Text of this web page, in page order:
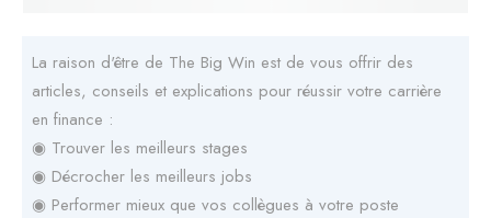
La raison d'être de The Big Win est de vous offrir des
articles, conseils et explications pour réussir votre carrière
en finance :
◉ Trouver les meilleurs stages
◉ Décrocher les meilleurs jobs
◉ Performer mieux que vos collègues à votre poste